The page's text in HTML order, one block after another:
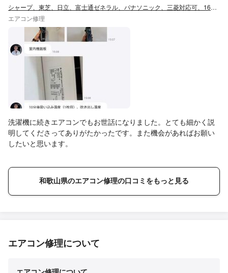
シャープ、東芝、日立、富士通ゼネラル、パナソニック、三菱対応可、16年2万件実績
エアコン修理
洗濯機に続きエアコンでもお世話になりました。とても細かく説
明してくださってありがたかったです。また機会があればお願い
したいと思います。
和歌山県のエアコン修理の口コミをもっと見る
エアコン修理について